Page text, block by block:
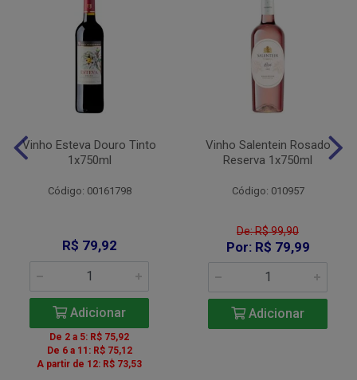
Vinho Esteva Douro Tinto
1x750ml
Código: 00161798
R$ 79,92
Adicionar
De 2 a 5: R$ 75,92
De 6 a 11: R$ 75,12
A partir de 12: R$ 73,53
Vinho Salentein Rosado
Reserva 1x750ml
Código: 010957
De: R$ 99,90
Por: R$ 79,99
Adicionar